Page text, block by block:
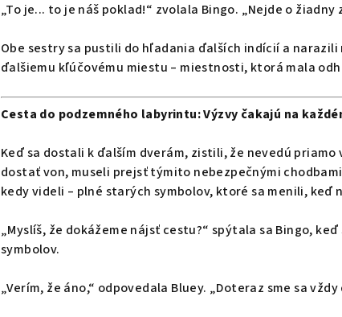
„To je... to je náš poklad!“ zvolala Bingo. „Nejde o
Obe sestry sa pustili do hľadania ďalších indícií a
ďalšiemu kľúčovému miestu – miestnosti, ktorá mala
Cesta do podzemného labyrintu: Výzvy čakajú na
Keď sa dostali k ďalším dverám, zistili, že nevedú
dostať von, museli prejsť týmito nebezpečnými
kedy videli – plné starých symbolov, ktoré sa menili, keď
„Myslíš, že dokážeme nájsť cestu?“ spýtala sa Bingo,
symbolov.
„Verím, že áno,“ odpovedala Bluey. „Doteraz sme sa